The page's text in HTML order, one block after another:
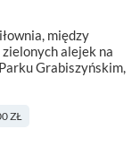
między
alejek na
Grabiszyńskim,
ZŁ